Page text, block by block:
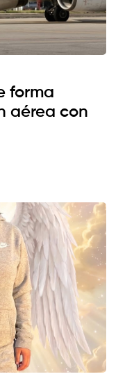
forma
aérea con